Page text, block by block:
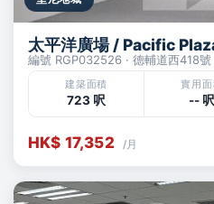
太平洋廣場 / Pacific
編號 RGP032526 · 德輔道西418號
建築面積
723 呎
實用
-- 呎
HK$ 17,352 /月